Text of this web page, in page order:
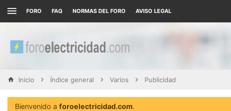
FORO FAQ NORMAS DEL FORO AVISO LEGAL
Inicio Índice general Varios Publicidad
Bienvenido a foroelectricidad.com.